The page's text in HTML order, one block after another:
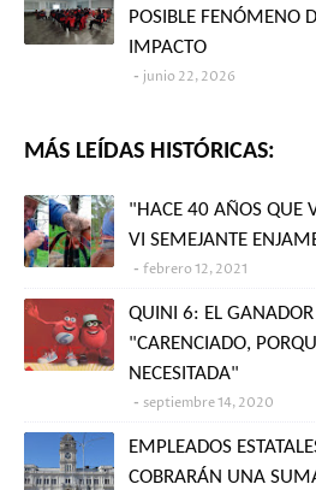
POSIBLE FENÓMENO
IMPACTO
junio 22, 2026
MÁS LEÍDAS HISTÓRICAS:
"HACE 40 AÑOS QUE
VI SEMEJANTE
febrero 12, 2021
QUINI 6: EL GANADOR
"CARENCIADO,
NECESITADA"
septiembre 14, 2020
EMPLEADOS
COBRARÁN UNA